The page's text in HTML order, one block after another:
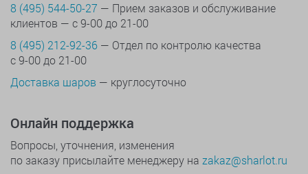
8 (495) 544-50-27 — Прием заказов и обслуживание
клиентов — с 9-00 до 21-00
8 (495) 212-92-36 — Отдел по контролю качества
с 9-00 до 21-00
Доставка шаров — круглосуточно
Онлайн поддержка
Вопросы, уточнения, изменения
по заказу присылайте менеджеру на zakaz@sharlot.ru